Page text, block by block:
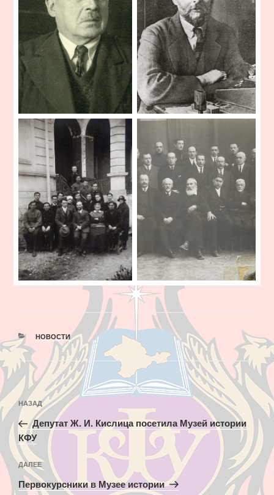
РУБРИКИ
НОВОСТИ
Навигация
по
записям
Предыдущая
запись:
НАЗАД
Депутат Ж. И. Кислица посетила Музей истории
КФУ
Следующая
запись
ДАЛЕЕ
Первокурсники в Музее истории